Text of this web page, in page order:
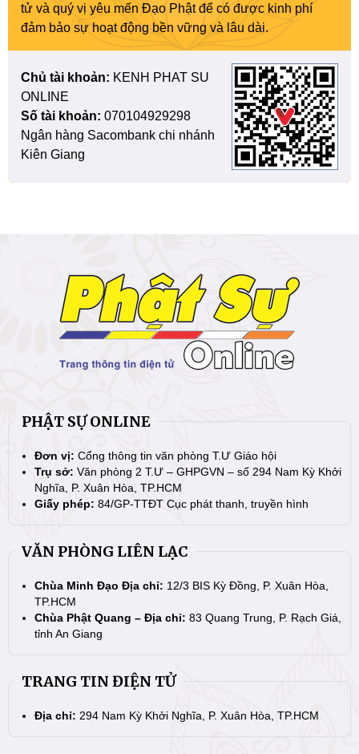
tử và quý vị yêu mến Đạo Phật để có được kinh phí
đảm bảo sự hoạt động bền vững và lâu dài.
Chủ tài khoản: KENH PHAT SU
ONLINE
Số tài khoản: 070104929298
Ngân hàng Sacombank chi nhánh
Kiên Giang
PHẬT SỰ ONLINE
Đơn vị: Cổng thông tin văn phòng T.Ư Giáo hội
Trụ sở: Văn phòng 2 T.Ư – GHPGVN – số 294 Nam Kỳ Khởi
Nghĩa, P. Xuân Hòa, TP.HCM
Giấy phép: 84/GP-TTĐT Cục phát thanh, truyền hình
VĂN PHÒNG LIÊN LẠC
Chùa Minh Đạo Địa chỉ: 12/3 BIS Kỳ Đồng, P. Xuân Hòa,
TP.HCM
Chùa Phật Quang – Địa chỉ: 83 Quang Trung, P. Rạch Giá,
tỉnh An Giang
TRANG TIN ĐIỆN TỬ
Địa chỉ: 294 Nam Kỳ Khởi Nghĩa, P. Xuân Hòa, TP.HCM